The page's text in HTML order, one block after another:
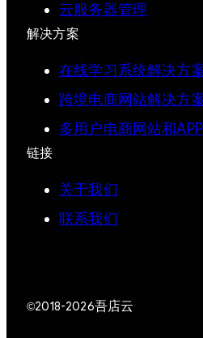
云服务器管理
解决方案
在线学习系统解决方
跨境电商网站解决方
多用户电商网站和
链接
关于我们
联系我们
©2018-2026吾店云